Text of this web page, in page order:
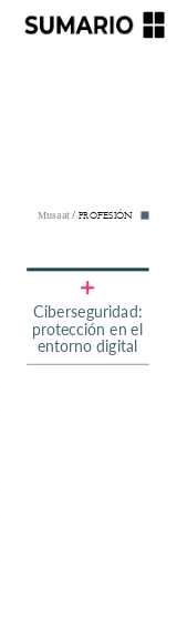
Musaat / PROFESIÓN
Ciberseguridad:
protección en el
entorno digital